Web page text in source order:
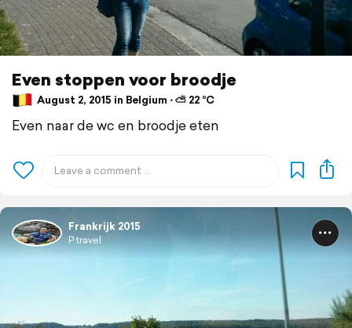
Even stoppen voor broodje
August 2, 2015 in Belgium ⋅ ⛅ 22 °C
Even naar de wc en broodje eten
Frankrijk 2015
P travel